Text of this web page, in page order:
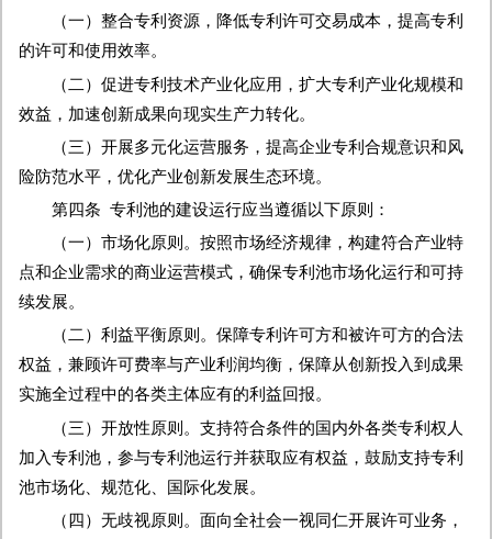
（一）整合专利资源，降低专利许可交易成本，提高专利
的许可和使用效率。
（二）促进专利技术产业化应用，扩大专利产业化规模和
效益，加速创新成果向现实生产力转化。
（三）开展多元化运营服务，提高企业专利合规意识和风
险防范水平，优化产业创新发展生态环境。
第四条 专利池的建设运行应当遵循以下原则：
（一）市场化原则。按照市场经济规律，构建符合产业特
点和企业需求的商业运营模式，确保专利池市场化运行和可持
续发展。
（二）利益平衡原则。保障专利许可方和被许可方的合法
权益，兼顾许可费率与产业利润均衡，保障从创新投入到成果
实施全过程中的各类主体应有的利益回报。
（三）开放性原则。支持符合条件的国内外各类专利权人
加入专利池，参与专利池运行并获取应有权益，鼓励支持专利
池市场化、规范化、国际化发展。
（四）无歧视原则。面向全社会一视同仁开展许可业务，